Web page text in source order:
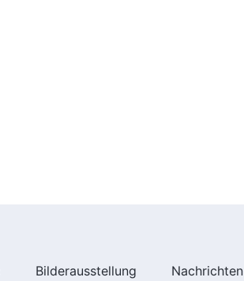
Bilderausstellung Nachrichten